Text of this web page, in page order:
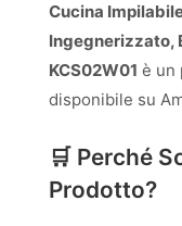
Cucina
Ingegnerizzato,
KCS02W01 è un
disponibile su
🛒 Perché
Prodotto?